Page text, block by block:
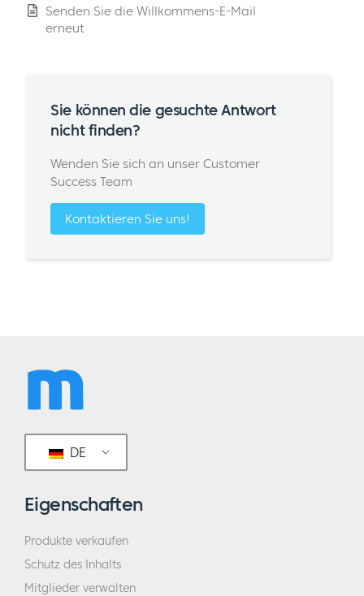
Senden Sie die Willkommens-E-Mail
erneut
Sie können die gesuchte Antwort
nicht finden?
Wenden Sie sich an unser Customer
Success Team
Kontaktieren Sie uns!
DE
Eigenschaften
Produkte verkaufen
Schutz des Inhalts
Mitglieder verwalten